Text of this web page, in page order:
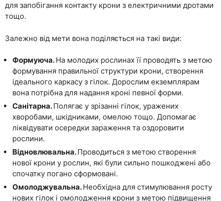
для запобігання контакту крони з електричними дротами
тощо.
Залежно від мети вона поділяється на такі види:
Формуюча.На молодих рослинах її проводять з метою
формування правильної структури крони, створення
ідеального каркасу з гілок. Дорослим екземплярам
вона потрібна для надання кроні певної форми.
Санітарна.Полягає у зрізанні гілок, уражених
хворобами, шкідниками, омелою тощо. Допомагає
ліквідувати осередки зараження та оздоровити
рослини.
Відновлювальна.Проводиться з метою створення
нової крони у рослин, які були сильно пошкоджені або
спочатку погано сформовані.
Омолоджувальна.Необхідна для стимулювання росту
нових гілок і омолодження крони з метою підвищення